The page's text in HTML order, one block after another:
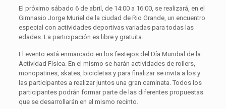
El próximo sábado 6 de abril, de 14:00 a 16:00, se realizará, en el
Gimnasio Jorge Muriel de la ciudad de Rio Grande, un encuentro
especial con actividades deportivas variadas para todas las
edades. La participación es libre y gratuita.
El evento está enmarcado en los festejos del Día Mundial de la
Actividad Física. En el mismo se harán actividades de rollers,
monopatines, skates, bicicletas y para finalizar se invita a los y
las participantes a realizar juntos una gran caminata. Todos los
participantes podrán formar parte de las diferentes propuestas
que se desarrollarán en el mismo recinto.